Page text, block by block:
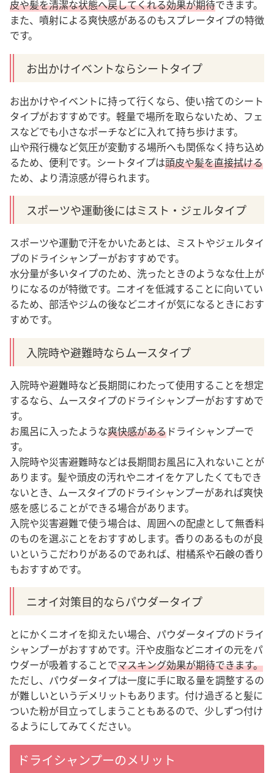
皮や髪を清潔な状態へ戻してくれる効果が期待できます。
また、噴射による爽快感があるのもスプレータイプの特徴
です。
お出かけイベントならシートタイプ
お出かけやイベントに持って行くなら、使い捨てのシート
タイプがおすすめです。軽量で場所を取らないため、フェ
スなどでも小さなポーチなどに入れて持ち歩けます。
山や飛行機など気圧が変動する場所へも関係なく持ち込め
るため、便利です。 シートタイプは頭皮や髪を直接拭ける
ため、より清涼感が得られます。
スポーツや運動後にはミスト・ジェルタイプ
スポーツや運動で汗をかいたあとは、ミストやジェルタイ
プのドライシャンプーがおすすめです。
水分量が多いタイプのため、洗ったときのようなな仕上が
りになるのが特徴です。 ニオイを低減することに向いてい
るため、部活やジムの後などニオイが気になるときにおす
すめです。
入院時や避難時ならムースタイプ
入院時や避難時など長期間にわたって使用することを想定
するなら、ムースタイプのドライシャンプーがおすすめで
す。
お風呂に入ったような爽快感があるドライシャンプーで
す。
入院時や災害避難時などは長期間お風呂に入れないことが
あります。髪や頭皮の汚れやニオイをケアしたくてもでき
ないとき、ムースタイプのドライシャンプーがあれば爽快
感を感じることができる場合があります。
入院や災害避難で使う場合は、周囲への配慮として無香料
のものを選ぶことをおすすめします。香りのあるものが良
いというこだわりがあるのであれば、柑橘系や石鹸の香り
もおすすめです。
ニオイ対策目的ならパウダータイプ
とにかくニオイを抑えたい場合、パウダータイプのドライ
シャンプーがおすすめです。汗や皮脂などニオイの元をパ
ウダーが吸着することでマスキング効果が期待できます。
ただし、パウダータイプは一度に手に取る量を調整するの
が難しいというデメリットもあります。付け過ぎると髪に
ついた粉が目立ってしまうこともあるので、少しずつ付け
るようにしてみてください。
ドライシャンプーのメリット